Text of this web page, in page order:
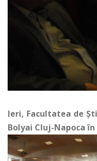
Ieri, Facultatea de
Bolyai Cluj-Napoca